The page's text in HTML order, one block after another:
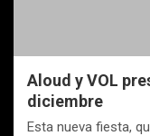
Aloud y VOL
diciembre
Esta nueva fiesta,